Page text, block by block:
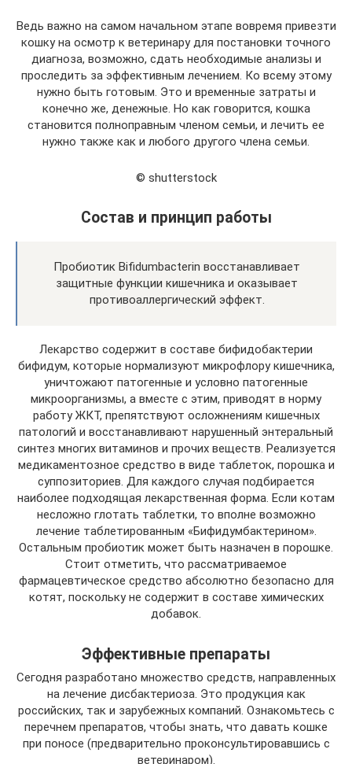
Ведь важно на самом начальном этапе вовремя привезти
кошку на осмотр к ветеринару для постановки точного
диагноза, возможно, сдать необходимые анализы и
проследить за эффективным лечением. Ко всему этому
нужно быть готовым. Это и временные затраты и
конечно же, денежные. Но как говорится, кошка
становится полноправным членом семьи, и лечить ее
нужно также как и любого другого члена семьи.
© shutterstock
Состав и принцип работы
Пробиотик Bifidumbacterin восстанавливает
защитные функции кишечника и оказывает
противоаллергический эффект.
Лекарство содержит в составе бифидобактерии
бифидум, которые нормализуют микрофлору кишечника,
уничтожают патогенные и условно патогенные
микроорганизмы, а вместе с этим, приводят в норму
работу ЖКТ, препятствуют осложнениям кишечных
патологий и восстанавливают нарушенный энтеральный
синтез многих витаминов и прочих веществ. Реализуется
медикаментозное средство в виде таблеток, порошка и
суппозиториев. Для каждого случая подбирается
наиболее подходящая лекарственная форма. Если котам
несложно глотать таблетки, то вполне возможно
лечение таблетированным «Бифидумбактерином».
Остальным пробиотик может быть назначен в порошке.
Стоит отметить, что рассматриваемое
фармацевтическое средство абсолютно безопасно для
котят, поскольку не содержит в составе химических
добавок.
Эффективные препараты
Сегодня разработано множество средств, направленных
на лечение дисбактериоза. Это продукция как
российских, так и зарубежных компаний. Ознакомьтесь с
перечнем препаратов, чтобы знать, что давать кошке
при поносе (предварительно проконсультировавшись с
ветеринаром).